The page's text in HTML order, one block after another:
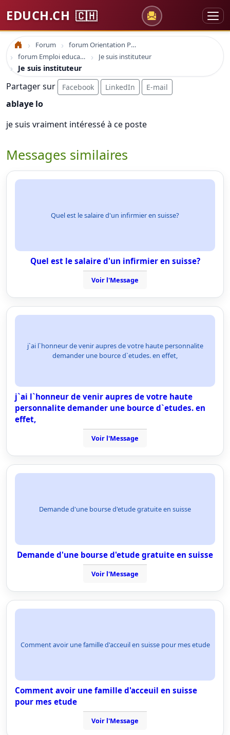
EDUCH.CH 🇨🇭
Accueil Forum
forum Orientation Professionnelle
forum Emploi education
Je suis instituteur
Je suis instituteur
Partager sur Facebook LinkedIn E-mail
ablaye lo
je suis vraiment intéressé à ce poste
Messages similaires
Quel est le salaire d'un infirmier en suisse?
Quel est le salaire d'un infirmier en suisse?
Voir l'Message
j`ai l`honneur de venir aupres de votre haute personnalite
demander une bource d`etudes. en effet,
j`ai l`honneur de venir aupres de votre haute
personnalite demander une bource d`etudes. en
effet,
Voir l'Message
Demande d'une bourse d'etude gratuite en suisse
Demande d'une bourse d'etude gratuite en suisse
Voir l'Message
Comment avoir une famille d'acceuil en suisse pour mes etude
Comment avoir une famille d'acceuil en suisse
pour mes etude
Voir l'Message